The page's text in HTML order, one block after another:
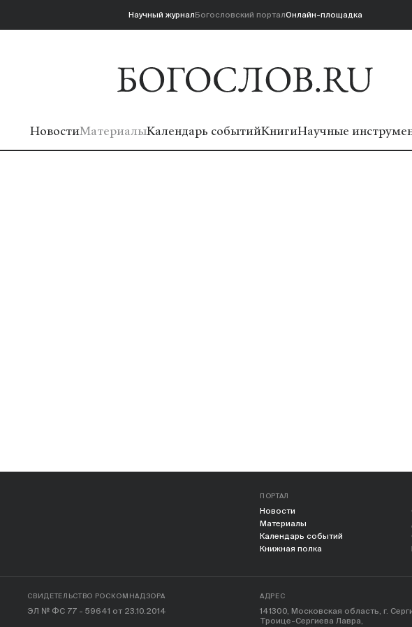
Научный журналБогословский порталОнлайн-площадка
НовостиМатериалыКалендарь событийКнигиНаучные
ПОРТАЛ
Новости
Материалы
Календарь событий
Книжная полка
СВИДЕТЕЛЬСТВО РОСКОМНАДЗОРА
ЭЛ № ФС 77 - 59641 от 23.10.2014
АДРЕС
141300, Московская область, г.
Троице-Сергиева Лавра,